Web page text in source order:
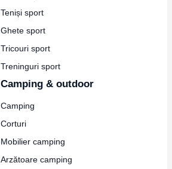
Teniși sport
Ghete sport
Tricouri sport
Treninguri sport
Camping & outdoor
Camping
Corturi
Mobilier camping
Arzătoare camping